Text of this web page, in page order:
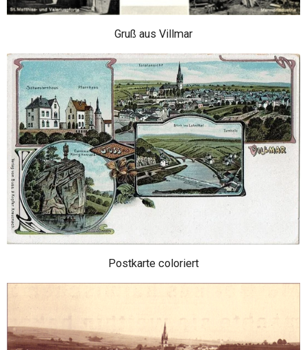
Gruß aus Villmar
Postkarte coloriert